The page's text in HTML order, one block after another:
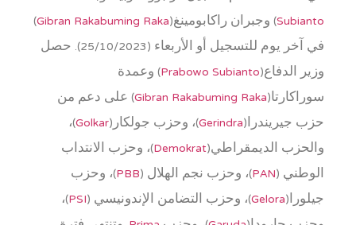
Subianto) وجبران راكابومينغ(Gibran Rakabuming Raka
)
في آخر يوم للتسجيل أو الأربعاء (25/10/2023). حصل
وزير الدفاع(Prabowo Subianto) وعمدة
سوراكارتا(Gibran Rakabuming Raka) على دعم من
حزب جيريندرا(Gerindra)، وحزب جولكار(Golkar)،
والحزب الديمقراطي(Demokrat)، وحزب الانتداب
الوطني (PAN)، وحزب نجم الهلال (PBB)، وحزب
جيلورا(Gelora)، وحزب التضامن الإندونيسي (PSI)،